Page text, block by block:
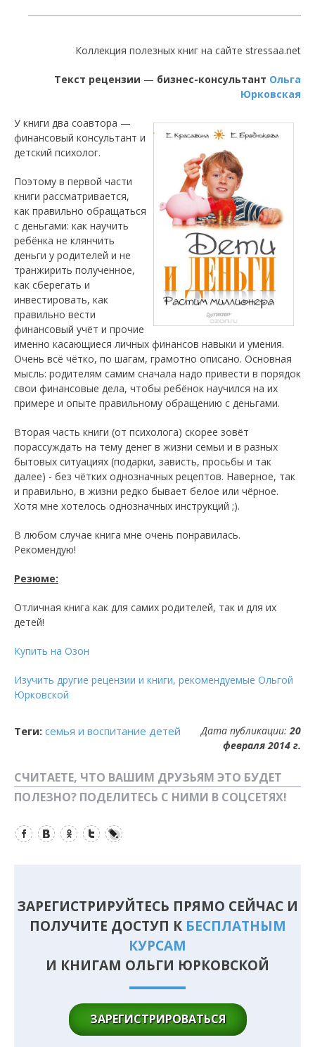
Коллекция полезных книг на сайте stressaa.net
Текст рецензии — бизнес-консультант Ольга
Юрковская
У книги два соавтора —
финансовый консультант и
детский психолог.
Поэтому в первой части
книги рассматривается,
как правильно обращаться
с деньгами: как научить
ребёнка не клянчить
деньги у родителей и не
транжирить полученное,
как сберегать и
инвестировать, как
правильно вести
финансовый учёт и прочие
именно касающиеся личных финансов навыки и умения.
Очень всё чётко, по шагам, грамотно описано. Основная
мысль: родителям самим сначала надо привести в порядок
свои финансовые дела, чтобы ребёнок научился на их
примере и опыте правильному обращению с деньгами.
Вторая часть книги (от психолога) скорее зовёт
порассуждать на тему денег в жизни семьи и в разных
бытовых ситуациях (подарки, зависть, просьбы и так
далее) - без чётких однозначных рецептов. Наверное, так
и правильно, в жизни редко бывает белое или чёрное.
Хотя мне хотелось однозначных инструкций ;).
В любом случае книга мне очень понравилась.
Рекомендую!
Резюме:
Отличная книга как для самих родителей, так и для их
детей!
Купить на Озон
Изучить другие рецензии и книги, рекомендуемые Ольгой
Юрковской
Теги: семья и воспитание детей Дата публикации:20
февраля 2014 г.
СЧИТАЕТЕ, ЧТО ВАШИМ ДРУЗЬЯМ ЭТО БУДЕТ
ПОЛЕЗНО? ПОДЕЛИТЕСЬ С НИМИ В СОЦСЕТЯХ!
ЗАРЕГИСТРИРУЙТЕСЬ ПРЯМО СЕЙЧАС И
ПОЛУЧИТЕ ДОСТУП К БЕСПЛАТНЫМ
КУРСАМ
И КНИГАМ ОЛЬГИ ЮРКОВСКОЙ
ЗАРЕГИСТРИРОВАТЬСЯ